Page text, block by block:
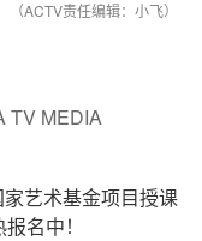
（ACTV责任编辑：小飞）
TV MEDIA
艺术基金项目授课
名中！